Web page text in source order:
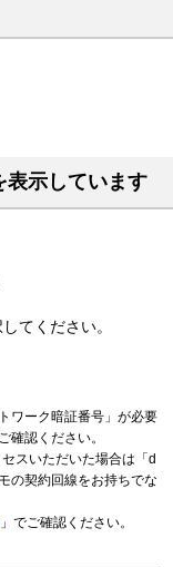
表示しています
てください。
ワーク暗証番号」が必要
確認ください。
スいただいた場合は「d
の契約回線をお持ちでな
」でご確認ください。